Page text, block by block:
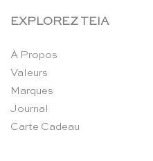
EXPLOREZ TEIA
À Propos
Valeurs
Marques
Journal
Carte Cadeau